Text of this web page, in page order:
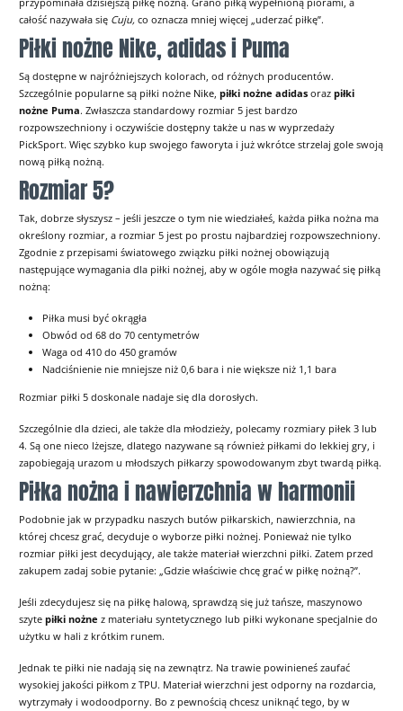
całość nazywała się Cuju, co oznacza mniej więcej „uderzać piłkę”.
Piłki nożne Nike, adidas i Puma
Są dostępne w najróżniejszych kolorach, od różnych producentów.
Szczególnie popularne są piłki nożne Nike piłki nożne adidas oraz piłki
nożne Puma. Zwłaszcza standardowy rozmiar 5 jest bardzo
rozpowszechniony i oczywiście dostępny także u nas w wyprzedaży
PickSport. Więc szybko kup swojego faworyta i już wkrótce strzelaj gole swoją
nową piłką nożną.
Rozmiar 5?
Tak, dobrze słyszysz – jeśli jeszcze o tym nie wiedziałeś, każda piłka nożna ma
określony rozmiar, a rozmiar 5 jest po prostu najbardziej rozpowszechniony.
Zgodnie z przepisami światowego związku piłki nożnej obowiązują
następujące wymagania dla piłki nożnej, aby w ogóle mogła nazywać się piłką
nożną:
Piłka musi być okrągła
Obwód od 68 do 70 centymetrów
Waga od 410 do 450 gramów
Nadciśnienie nie mniejsze niż 0,6 bara i nie większe niż 1,1 bara
Rozmiar piłki 5 doskonale nadaje się dla dorosłych.
Szczególnie dla dzieci, ale także dla młodzieży, polecamy rozmiary piłek 3 lub
4. Są one nieco lżejsze, dlatego nazywane są również piłkami do lekkiej gry, i
zapobiegają urazom u młodszych piłkarzy spowodowanym zbyt twardą piłką.
Piłka nożna i nawierzchnia w harmonii
Podobnie jak w przypadku naszych butów piłkarskich, nawierzchnia, na
której chcesz grać, decyduje o wyborze piłki nożnej. Ponieważ nie tylko
rozmiar piłki jest decydujący, ale także materiał wierzchni piłki. Zatem przed
zakupem zadaj sobie pytanie: „Gdzie właściwie chcę grać w piłkę nożną?”.
Jeśli zdecydujesz się na piłkę halową, sprawdzą się już tańsze, maszynowo
szyte piłki nożne z materiału syntetycznego lub piłki wykonane specjalnie do
użytku w hali z krótkim runem.
Jednak te piłki nie nadają się na zewnątrz. Na trawie powinieneś zaufać
wysokiej jakości piłkom z TPU. Materiał wierzchni jest odporny na rozdarcia,
wytrzymały i wodoodporny. Bo z pewnością chcesz uniknąć tego, by w